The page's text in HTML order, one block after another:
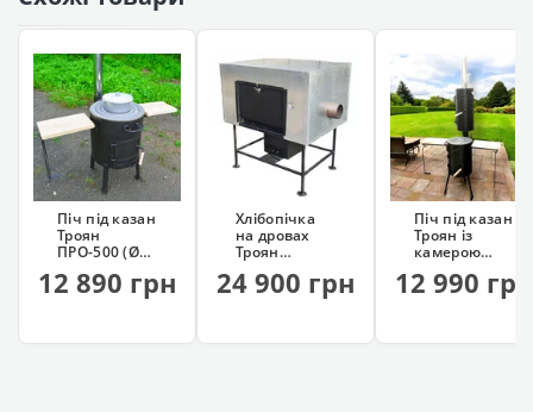
Піч під казан
Троян
ПРО-500 (Ø50
12 890 грн
Хлібопічка
на дровах
Троян
24 900 грн
Піч під казан
Троян із
камерою
12 990 грн